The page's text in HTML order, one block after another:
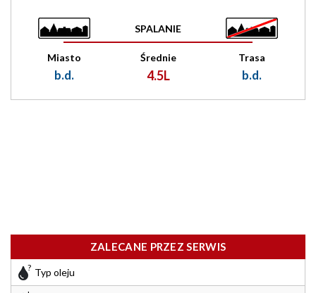
SPALANIE
Miasto
b.d.
Średnie
4.5L
Trasa
b.d.
ZALECANE PRZEZ SERWIS
Typ oleju